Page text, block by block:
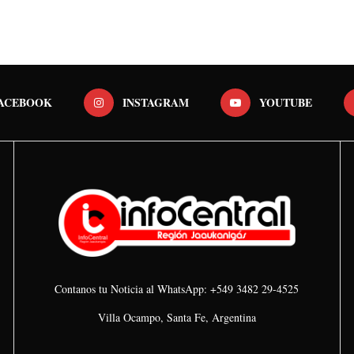
INSTAGRAM YOUTUBE
Contanos tu Noticia al WhatsApp: +549 3482 29-4525
Villa Ocampo, Santa Fe, Argentina